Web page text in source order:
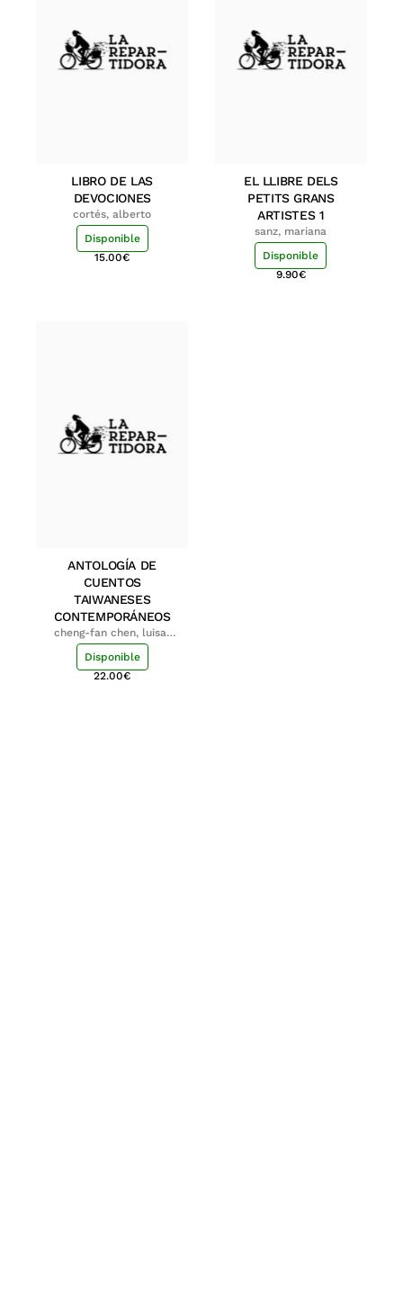
LIBRO DE LAS
DEVOCIONES
cortés, alberto
Disponible
15.00€
EL LLIBRE DELS
PETITS GRANS
ARTISTES 1
sanz, mariana
Disponible
9.90€
ANTOLOGÍA DE
CUENTOS
TAIWANESES
CONTEMPORÁNEOS
cheng-fan chen, luisa;
shu-ying chang, luisa
Disponible
22.00€